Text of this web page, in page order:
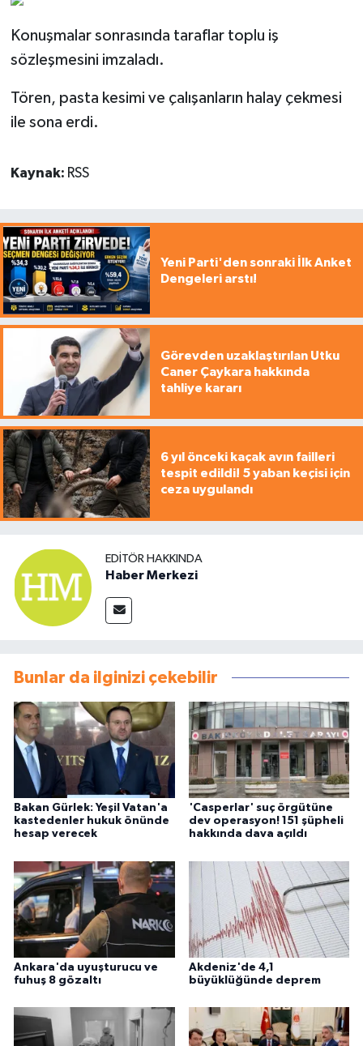
Konuşmalar sonrasında taraflar toplu iş
sözleşmesini imzaladı.
Tören, pasta kesimi ve çalışanların halay çekmesi
ile sona erdi.
Kaynak: RSS
Yeni Parti'den sonraki İlk Anket
Dengeleri arstı!
Görevden uzaklaştırılan Utku
Caner Çaykara hakkında
tahliye kararı
6 yıl önceki kaçak avın failleri
tespit edildi! 5 yaban keçisi için
ceza uygulandı
EDITÖR HAKKINDA
Haber Merkezi
Bunlar da ilginizi çekebilir
Bakan Gürlek: Yeşil Vatan'a
kastedenler hukuk önünde
hesap verecek
'Casperlar' suç örgütüne
dev operasyon! 151 şüpheli
hakkında dava açıldı
Ankara'da uyuşturucu ve
fuhuş 8 gözaltı
Akdeniz'de 4,1
büyüklüğünde deprem